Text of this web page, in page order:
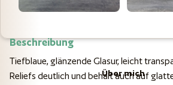
Beschreibung
Tiefblaue, glänzende Glasur, leicht
Reliefs deutlich und behält auch auf
Über mich